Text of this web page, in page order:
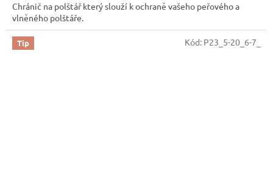
z
5
hvězdiček.
Chránič na polštář který slouží k ochraně vašeho peřového a
vlněného polštáře.
Tip Kód: P23_5-20_6-7_